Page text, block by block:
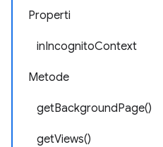
Properti
inIncognitoContext
Metode
getBackgroundPage()
getViews()